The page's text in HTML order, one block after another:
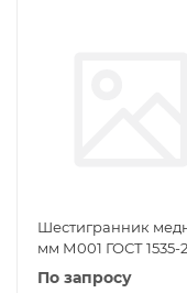
Шестигранник
мм М001 ГОСТ 1535-
По запросу